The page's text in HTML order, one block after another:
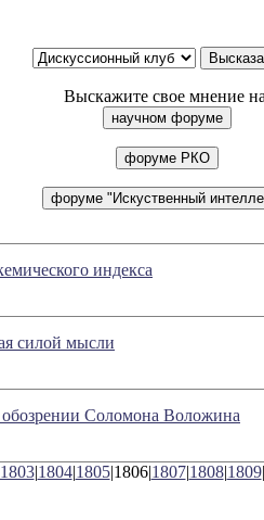
Выскажите свое мнение
индекса
силой мысли
обозрении Соломона Воложина
1803|1804|1805|1806|1807|1808|1809|